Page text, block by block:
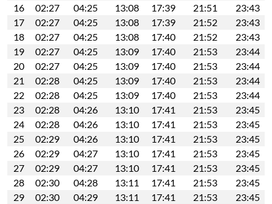
16
02:27 04:25 13:08 17:39 21:51
23:43
17
02:27 04:25 13:08 17:39 21:52
23:43
18
02:27 04:25 13:08 17:40 21:52
23:43
19
02:27 04:25 13:09 17:40 21:53
23:44
20
02:27 04:25 13:09 17:40 21:53
23:44
21
02:28 04:25 13:09 17:40 21:53
23:44
22
02:28 04:25 13:09 17:40 21:53
23:44
23
02:28 04:26 13:10 17:41 21:53
23:45
24
02:28 04:26 13:10 17:41 21:53
23:45
25
02:29 04:26 13:10 17:41 21:53
23:45
26
02:29 04:27 13:10 17:41 21:53
23:45
27
02:29 04:27 13:10 17:41 21:53
23:45
28
02:30 04:28 13:11 17:41 21:53
23:45
29
02:30 04:29 13:11 17:41 21:53
23:45